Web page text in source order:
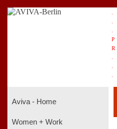
P
R
Aviva - Home
Women + Work